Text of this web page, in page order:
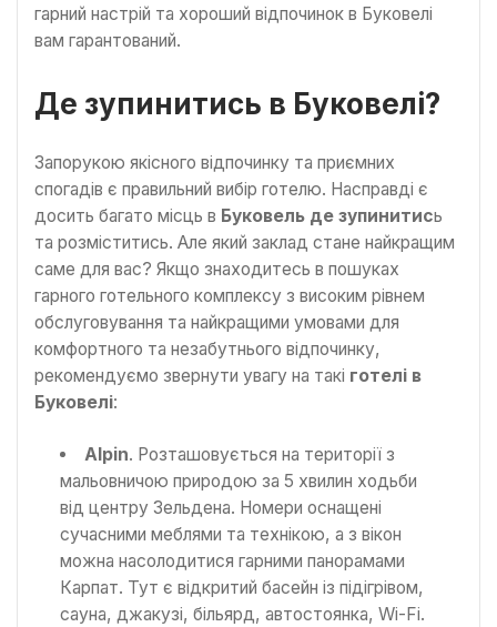
гарний настрій та хороший відпочинок в Буковелі
вам гарантований.
Де зупинитись в Буковелі?
Запорукою якісного відпочинку та приємних
спогадів є правильний вибір готелю. Насправді є
досить багато місць в Буковель де зупинитись
та розміститись. Але який заклад стане найкращим
саме для вас? Якщо знаходитесь в пошуках
гарного готельного комплексу з високим рівнем
обслуговування та найкращими умовами для
комфортного та незабутнього відпочинку,
рекомендуємо звернути увагу на такі готелі в
Буковелі:
Alpin. Розташовується на території з
мальовничою природою за 5 хвилин ходьби
від центру Зельдена. Номери оснащені
сучасними меблями та технікою, а з вікон
можна насолодитися гарними панорамами
Карпат. Тут є відкритий басейн із підігрівом,
сауна, джакузі, більярд, автостоянка, Wi-Fi.